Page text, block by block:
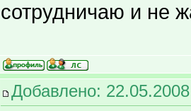
сотрудничаю и не
Добавлено: